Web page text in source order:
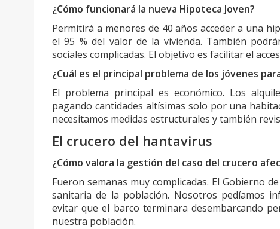
¿Cómo funcionará la nueva Hipoteca Joven?
Permitirá a menores de 40 años acceder a una
el 95 % del valor de la vivienda. También
sociales complicadas. El objetivo es facilitar el
¿Cuál es el principal problema de los jóvenes
El problema principal es económico. Los
pagando cantidades altísimas solo por una
necesitamos medidas estructurales y también
El crucero del hantavirus
¿Cómo valora la gestión del caso del crucero
Fueron semanas muy complicadas. El Gobierno
sanitaria de la población. Nosotros pedíamos
evitar que el barco terminara desembarcando
nuestra población.